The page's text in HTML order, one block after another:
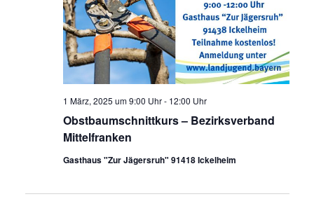
Obstbaumschnittkurs – Bezirksverband
Mittelfranken
1 März, 2025 um 9:00 Uhr- 12:00 Uhr
Gasthaus "Zur Jägersruh" 91418 Ickelheim